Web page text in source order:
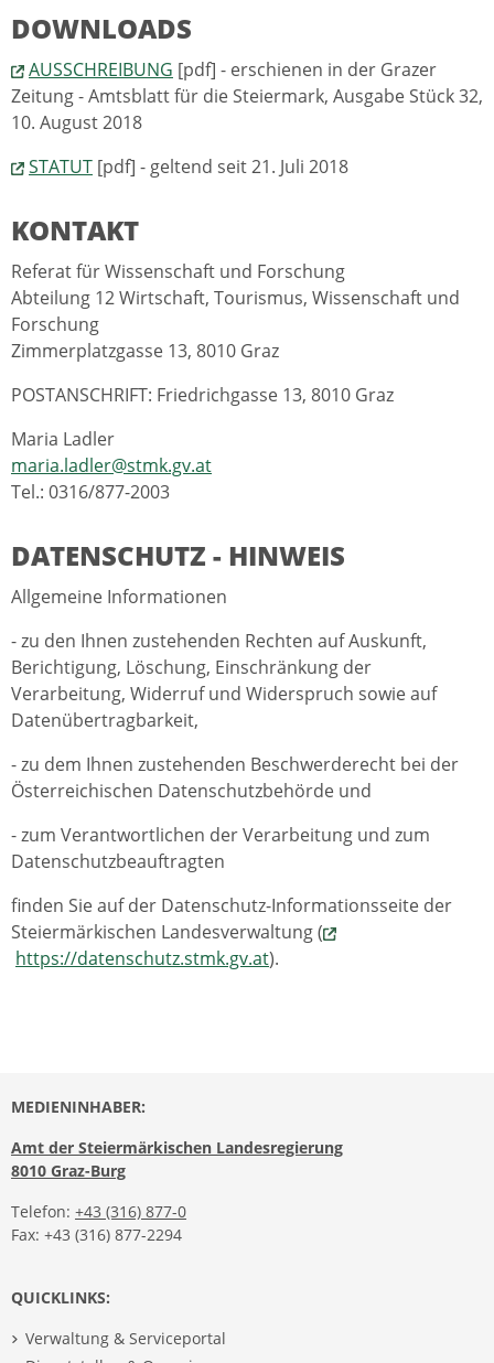
DOWNLOADS
AUSSCHREIBUNG [pdf] - erschienen in der Grazer
Zeitung - Amtsblatt für die Steiermark, Ausgabe Stück 32,
10. August 2018
STATUT [pdf] - geltend seit 21. Juli 2018
KONTAKT
Referat für Wissenschaft und Forschung
Abteilung 12 Wirtschaft, Tourismus, Wissenschaft und
Forschung
Zimmerplatzgasse 13, 8010 Graz
POSTANSCHRIFT: Friedrichgasse 13, 8010 Graz
Maria Ladler
maria.ladler@stmk.gv.at
Tel.: 0316/877-2003
DATENSCHUTZ - HINWEIS
Allgemeine Informationen
- zu den Ihnen zustehenden Rechten auf Auskunft,
Berichtigung, Löschung, Einschränkung der
Verarbeitung, Widerruf und Widerspruch sowie auf
Datenübertragbarkeit,
- zu dem Ihnen zustehenden Beschwerderecht bei der
Österreichischen Datenschutzbehörde und
- zum Verantwortlichen der Verarbeitung und zum
Datenschutzbeauftragten
finden Sie auf der Datenschutz-Informationsseite der
Steiermärkischen Landesverwaltung (
https://datenschutz.stmk.gv.at).
MEDIENINHABER:
Amt der Steiermärkischen Landesregierung
8010 Graz-Burg
Telefon: +43 (316) 877-0
Fax: +43 (316) 877-2294
QUICKLINKS:
Verwaltung & Serviceportal